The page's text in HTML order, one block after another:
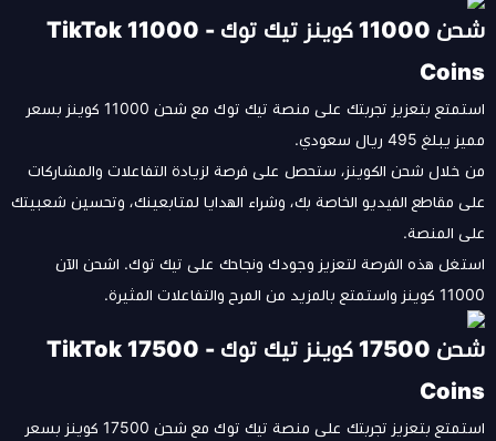
شحن 11000 كوينز تيك توك - TikTok 11000
Coins
استمتع بتعزيز تجربتك على منصة تيك توك مع شحن 11000 كوينز بسعر
مميز يبلغ 495 ريال سعودي.
من خلال شحن الكوينز، ستحصل على فرصة لزيادة التفاعلات والمشاركات
على مقاطع الفيديو الخاصة بك، وشراء الهدايا لمتابعينك، وتحسين شعبيتك
على المنصة.
استغل هذه الفرصة لتعزيز وجودك ونجاحك على تيك توك. اشحن الآن
11000 كوينز واستمتع بالمزيد من المرح والتفاعلات المثيرة.
شحن 17500 كوينز تيك توك - TikTok 17500
Coins
استمتع بتعزيز تجربتك على منصة تيك توك مع شحن 17500 كوينز بسعر